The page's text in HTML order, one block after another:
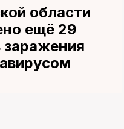
области
ещё 29
заражения